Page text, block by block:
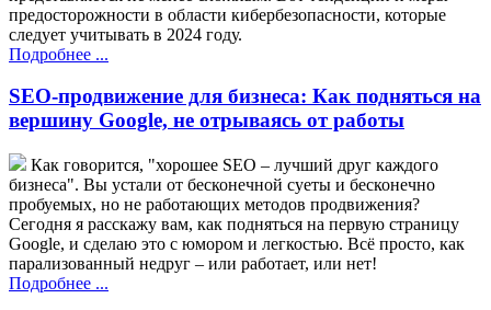
предосторожности в области кибербезопасности, которые
следует учитывать в 2024 году.
Подробнее ...
SEO-продвижение для бизнеса: Как подняться на
вершину Google, не отрываясь от работы
Как говорится, "хорошее SEO – лучший друг каждого
бизнеса". Вы устали от бесконечной суеты и бесконечно
пробуемых, но не работающих методов продвижения?
Сегодня я расскажу вам, как подняться на первую страницу
Google, и сделаю это с юмором и легкостью. Всё просто, как
парализованный недруг – или работает, или нет!
Подробнее ...